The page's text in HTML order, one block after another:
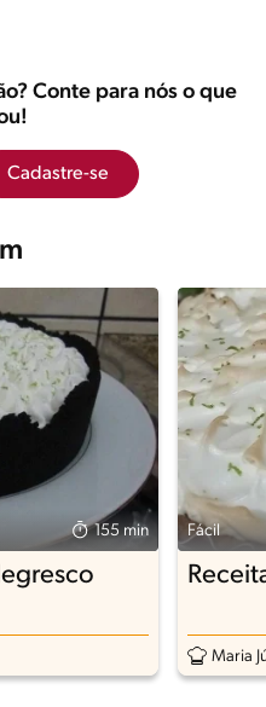
Conte para nós o que
Cadastre-se
155 min Fácil
Maria